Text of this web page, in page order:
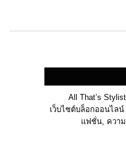
All That’s
เว็บไซต์บล็อกออนไล
แฟชั่น, ควา